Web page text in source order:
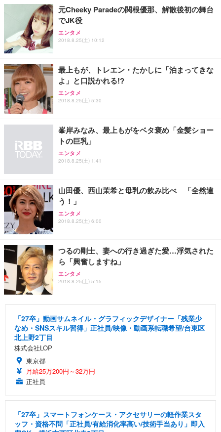
元Cheeky Paradeの関根優那、解散後初の舞台
でJK役
エンタメ
2018.8.25(土) 10:12
最上もが、トレエン・たかしに「泊まってきな
よ」と口説かれる!?
エンタメ
2018.8.25(土) 5:30
峯岸みなみ、最上もがをベタ褒め「金髪ショー
トの巨乳」
エンタメ
2018.8.25(土) 1:41
山田優、西山茉希と母乳の飲み比べ 「全然違
う！」
エンタメ
2018.8.25(土) 6:00
つるの剛士、妻への行き過ぎた愛…浮気された
ら「興奮しますね」
エンタメ
2018.8.25(土) 5:15
「27卒」動画サムネイル・グラフィックデザイナー「残業少
なめ・SNSスキル習得」正社員/映像・動画系転職希望/台東区
北上野2丁目
株式会社LOP
東京都
月給25万200円～32万円
正社員
「27卒」スマートフォンケース・アクセサリーの軽作業スタ
ッフ・資格不問「正社員/有給消化率高い/技術手当あり」即入